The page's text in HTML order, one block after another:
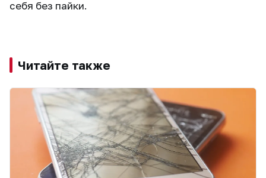
себя без пайки.
Читайте также